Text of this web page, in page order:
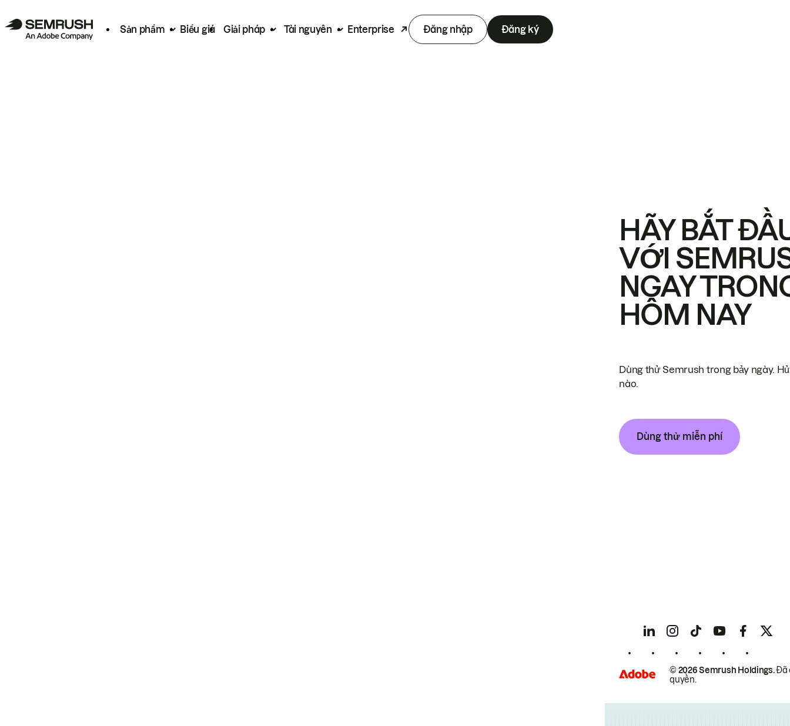
Sản phẩm Biểu giá Giải pháp Tài nguyên Enterprise Đăng nhập Đăng ký
HÃY BẮT
VỚI
NGAY
HÔM NAY
Dùng thử Semrush trong bảy ngày.
nào.
Dùng thử miễn phí
© 2026 Semrush Holdings.Đã
quyền.